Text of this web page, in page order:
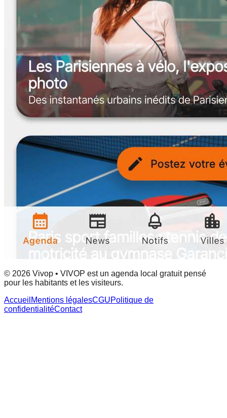
© 2026 Vivop • VIVOP est un agenda local gratuit pensé
pour les habitants et les visiteurs.
Accueil Mentions légalesCGUPolitique de
confidentialitéContact